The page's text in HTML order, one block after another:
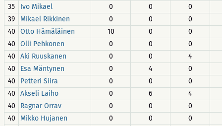
35
Ivo Mikael 0 0
0
39
Mikael Rikkinen 0 0
0
40
Otto Hämäläinen 10 0
0
40
Olli Pehkonen 0 0
0
40
Aki Ruuskanen 0 0
4
40
Esa Mäntynen 0 4
0
40
Petteri Siira 0 0
0
40
Akseli Laiho 0 6
4
40
Ragnar Orrav 0 0
0
40
Mikko Hujanen 0 0
0